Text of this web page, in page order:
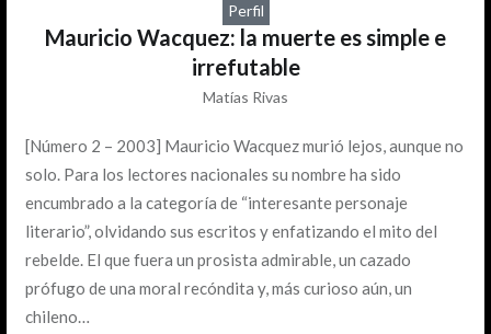
Perfil
Mauricio Wacquez: la muerte es simple e
irrefutable
Matías Rivas
[Número 2 – 2003] Mauricio Wacquez murió lejos, aunque no
solo. Para los lectores nacionales su nombre ha sido
encumbrado a la categoría de “interesante personaje
literario”, olvidando sus escritos y enfatizando el mito del
rebelde. El que fuera un prosista admirable, un cazado
prófugo de una moral recóndita y, más curioso aún, un
chileno…